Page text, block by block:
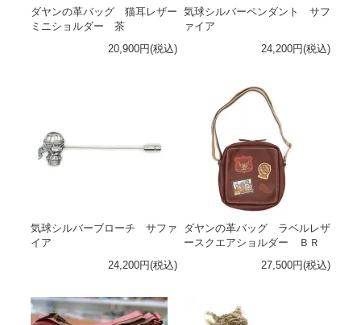
ダヤンの革バッグ 猫耳レザー
ミニショルダー 茶
20,900円(税込)
気球シルバーペンダント サフ
ァイア
24,200円(税込)
気球シルバーブローチ サファ
イア
24,200円(税込)
ダヤンの革バッグ ラベルレザ
ースクエアショルダー ＢＲ
27,500円(税込)